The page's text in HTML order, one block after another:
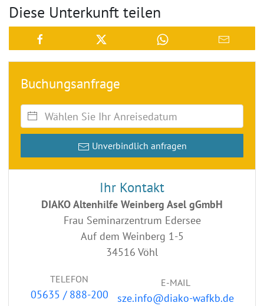
Diese Unterkunft teilen
Buchungsanfrage
Unverbindlich anfragen
Ihr Kontakt
DIAKO Altenhilfe Weinberg Asel gGmbH
Frau Seminarzentrum Edersee
Auf dem Weinberg 1-5
34516 Vöhl
TELEFON
05635 / 888-200
E-MAIL
sze.info@diako-wafkb.de